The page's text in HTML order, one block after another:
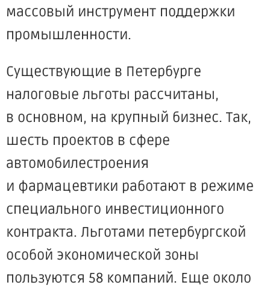
массовый инструмент поддержки
промышленности.
Существующие в Петербурге
налоговые льготы рассчитаны,
в основном, на крупный бизнес. Так,
шесть проектов в сфере
автомобилестроения
и фармацевтики работают в режиме
специального инвестиционного
контракта. Льготами петербургской
особой экономической зоны
пользуются 58 компаний. Еще около